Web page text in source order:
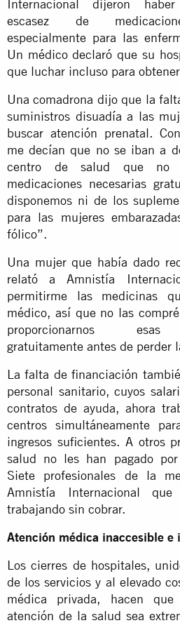
Internacional dijeron
escasez de
especialmente para las
Un médico declaró que su
que luchar incluso para
Una comadrona dijo que la
suministros disuadía a las
buscar atención prenatal.
me decían que no se iban a
centro de salud que no
medicaciones necesarias
disponemos ni de los
para las mujeres
fólico”.
Una mujer que había dado
relató a Amnistía
permitirme las medicinas
médico, así que no las
proporcionarnos esas
gratuitamente antes de perder
La falta de financiación
personal sanitario, cuyos
contratos de ayuda, ahora
centros simultáneamente
ingresos suficientes. A otros
salud no les han pagado
Siete profesionales de la
Amnistía Internacional que
trabajando sin cobrar.
Atención médica inaccesible e
Los cierres de hospitales,
de los servicios y al elevado
médica privada, hacen
atención de la salud sea